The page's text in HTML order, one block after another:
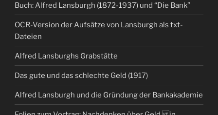
Buch: Alfred Lansburgh (1872-1937) und “Die Bank”
OCR-Version der Aufsätze von Lansburgh als txt-
Dateien
Alfred Lansburghs Grabstätte
Das gute und das schlechte Geld (1917)
Alfred Lansburgh und die Gründung der Bankakademie